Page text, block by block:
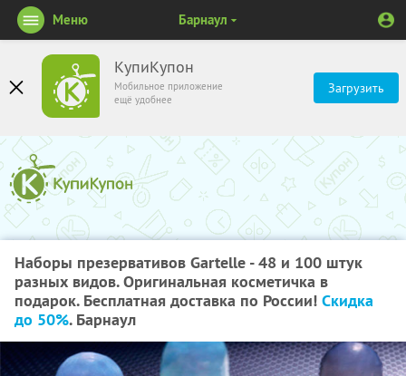
КупиКупон
Мобильное приложение
ещё удобнее
Загрузить
Меню Барнаул
Наборы презервативов Gartelle - 48 и 100 штук
разных видов. Оригинальная косметичка в
подарок. Бесплатная доставка по России! Скидка
до 50%. Барнаул